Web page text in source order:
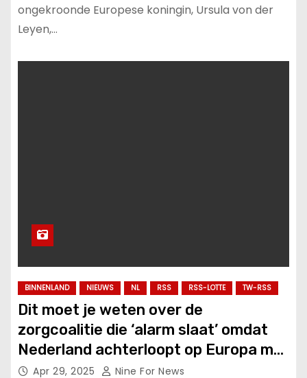
ongekroonde Europese koningin, Ursula von der
Leyen,…
BINNENLAND NIEUWS NL RSS RSS-LOTTE TW-RSS
Dit moet je weten over de
zorgcoalitie die ‘alarm slaat’ omdat
Nederland achterloopt op Europa met
vaccinaties.
Apr 29, 2025 Nine For News